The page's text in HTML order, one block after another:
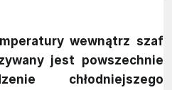
wewnątrz szaf
jest powszechnie
chłodniejszego